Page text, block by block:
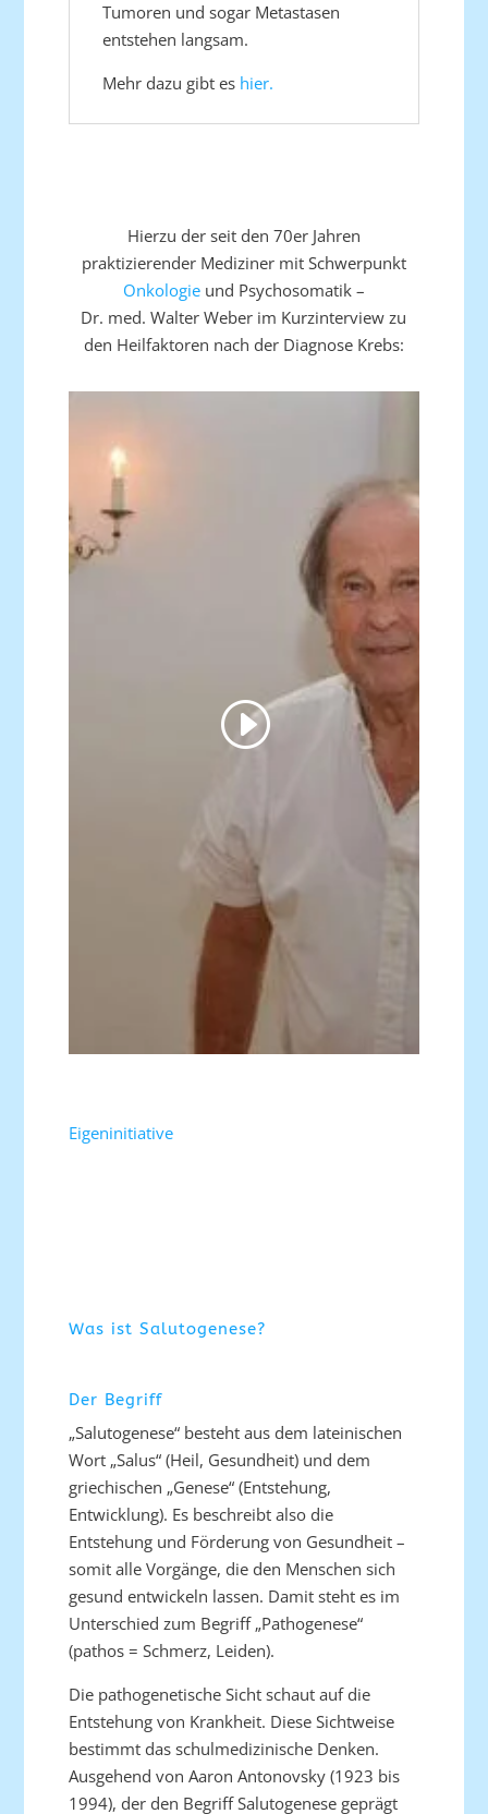
Tumoren und sogar Metastasen
entstehen langsam.
Mehr dazu gibt es hier.
Hierzu der seit den 70er Jahren
praktizierender Mediziner mit Schwerpunkt
Onkologieund Psychosomatik –
Dr. med. Walter Weber im Kurzinterview zu
den Heilfaktoren nach der Diagnose Krebs:
Eigeninitiative
Was ist Salutogenese?
Der Begriff
„Salutogenese“ besteht aus dem lateinischen
Wort „Salus“ (Heil, Gesundheit) und dem
griechischen „Genese“ (Entstehung,
Entwicklung). Es beschreibt also die
Entstehung und Förderung von Gesundheit –
somit alle Vorgänge, die den Menschen sich
gesund entwickeln lassen. Damit steht es im
Unterschied zum Begriff „Pathogenese“
(pathos = Schmerz, Leiden).
Die pathogenetische Sicht schaut auf die
Entstehung von Krankheit. Diese Sichtweise
bestimmt das schulmedizinische Denken.
Ausgehend von Aaron Antonovsky (1923 bis
1994), der den Begriff Salutogenese geprägt